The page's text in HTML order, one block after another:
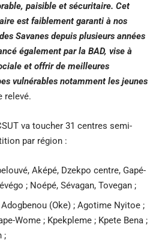
paisible et sécuritaire. Cet
est faiblement garanti à nos
Savanes depuis plusieurs années
également par la BAD, vise à
et offrir de meilleures
vulnérables notamment les jeunes
relevé.
va toucher 31 centres semi-
par région :
Aképé, Dzekpo centre, Gapé-
; Noépé, Sévagan, Tovegan ;
Adogbenou (Oke) ; Agotime Nyitoe ;
Wome ; Kpekpleme ; Kpete Bena ;
;